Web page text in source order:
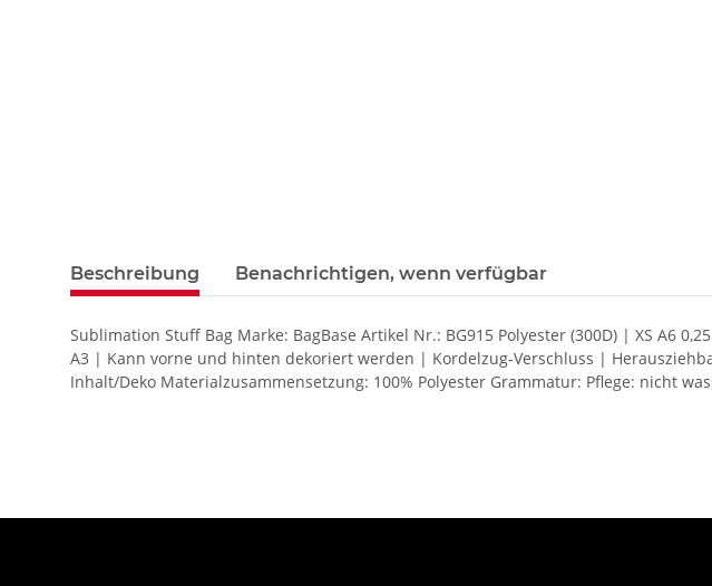
Beschreibung Benachrichtigen, wenn verfügbar
Sublimation Stuff Bag Marke: BagBase Artikel Nr.: BG915 Polyester (300D) | XS A6
A3 | Kann vorne und hinten dekoriert werden | Kordelzug-Verschluss |
Inhalt/Deko Materialzusammensetzung: 100% Polyester Grammatur: Pflege: nicht